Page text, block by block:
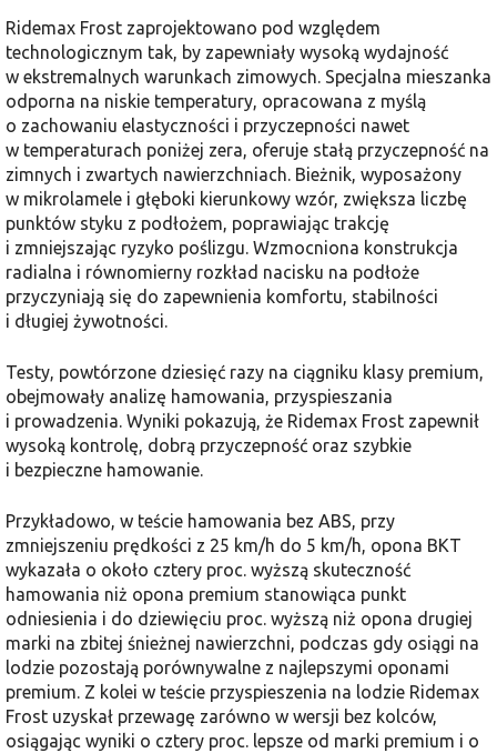
Ridemax Frost zaprojektowano pod względem
technologicznym tak, by zapewniały wysoką wydajność
w ekstremalnych warunkach zimowych. Specjalna mieszanka
odporna na niskie temperatury, opracowana z myślą
o zachowaniu elastyczności i przyczepności nawet
w temperaturach poniżej zera, oferuje stałą przyczepność na
zimnych i zwartych nawierzchniach. Bieżnik, wyposażony
w mikrolamele i głęboki kierunkowy wzór, zwiększa liczbę
punktów styku z podłożem, poprawiając trakcję
i zmniejszając ryzyko poślizgu. Wzmocniona konstrukcja
radialna i równomierny rozkład nacisku na podłoże
przyczyniają się do zapewnienia komfortu, stabilności
i długiej żywotności.
Testy, powtórzone dziesięć razy na ciągniku klasy premium,
obejmowały analizę hamowania, przyspieszania
i prowadzenia. Wyniki pokazują, że Ridemax Frost zapewnił
wysoką kontrolę, dobrą przyczepność oraz szybkie
i bezpieczne hamowanie.
Przykładowo, w teście hamowania bez ABS, przy
zmniejszeniu prędkości z 25 km/h do 5 km/h, opona BKT
wykazała o około cztery proc. wyższą skuteczność
hamowania niż opona premium stanowiąca punkt
odniesienia i do dziewięciu proc. wyższą niż opona drugiej
marki na zbitej śnieżnej nawierzchni, podczas gdy osiągi na
lodzie pozostają porównywalne z najlepszymi oponami
premium. Z kolei w teście przyspieszenia na lodzie Ridemax
Frost uzyskał przewagę zarówno w wersji bez kolców,
osiągając wyniki o cztery proc. lepsze od marki premium i o